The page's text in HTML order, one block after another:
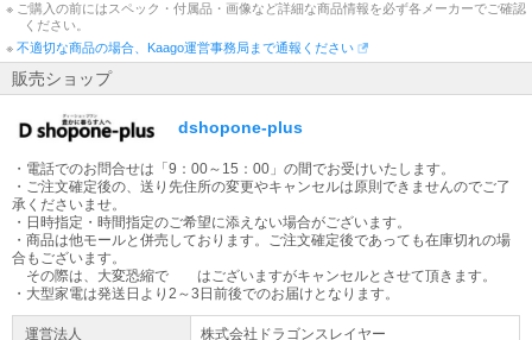
出荷日についてのお知らせ
平日13時までの代引きご注文(振り込みご入金確認)は当日出荷致し
ます(土日除く)。【大型商品】に関しては輸送方法が通常の宅配便
とは異なる為、ご入金確認後の発送から2～3日での配送予定となり
大型商品（梱包サイズ合計が260cmもしくは50kg以上）はヤマトホ
ームコンビニエンスでの配送となります。配送業者より到着時間の
ご連絡が当日午前中にございます。
大型家電をご購入のお客様へ
大型商品は原則日時指定不可となります。配送日のご入力は希望日
となります。地域によってはご希望に添えない場合もございます。
※ ご購入の前にはスペック・付属品・画像など詳細な商品情報を必ず各メーカーでご確認
ください。
※ 不適切な商品の場合、Kaago運営事務局まで通報ください
販売ショップ
dshopone-plus
・電話でのお問合せは「9：00～15：00」の間でお受けいたします。
・ご注文確定後の、送り先住所の変更やキャンセルは原則できませんのでご了
承くださいませ。
・日時指定・時間指定のご希望に添えない場合がございます。
・商品は他モールと併売しております。ご注文確定後であっても在庫切れの場
合もございます。
その際は、大変恐縮で はございますがキャンセルとさせて頂きます。
・大型家電は発送日より2～3日前後でのお届けとなります。
運営法人 株式会社ドラゴンスレイヤー